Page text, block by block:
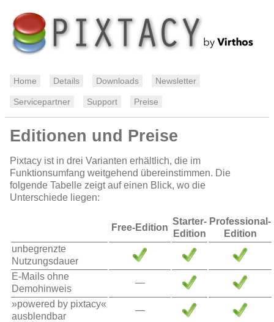
Home Details Downloads Newsletter
Servicepartner Support Preise
Editionen und Preise
Pixtacy ist in drei Varianten erhältlich, die im
Funktionsumfang weitgehend übereinstimmen. Die
folgende Tabelle zeigt auf einen Blick, wo die
Unterschiede liegen:
Free-Edition
Starter-
Edition
Professional-
Edition
unbegrenzte
Nutzungsdauer
E-Mails ohne
Demohinweis
—
»powered by pixtacy«
ausblendbar
—